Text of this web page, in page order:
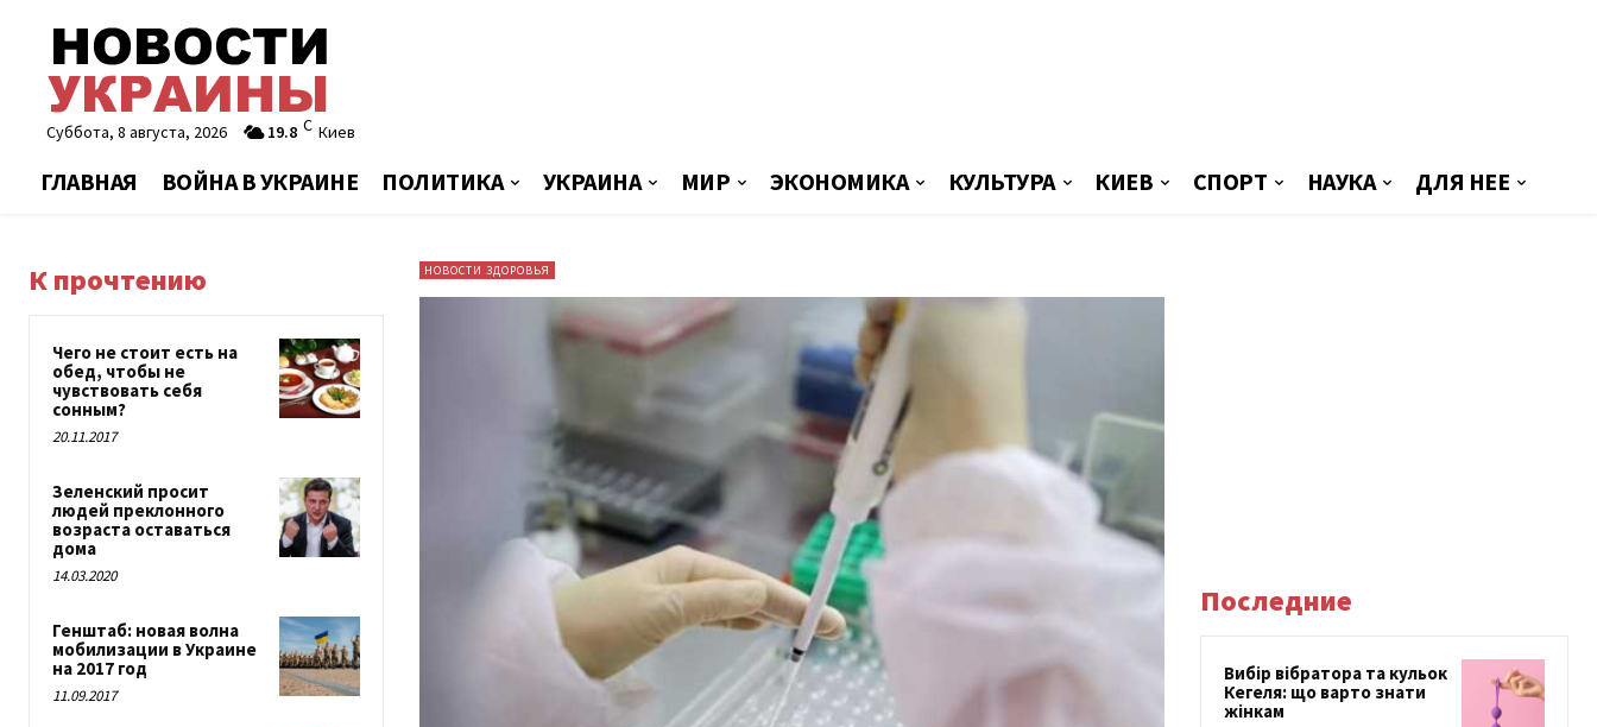
Суббота, 8 августа, 2026 19.8 C Киев
ГЛАВНАЯ ВОЙНА В УКРАИНЕ ПОЛИТИКА УКРАИНА МИР ЭКОНОМИКА КУЛЬТУРА КИЕВ СПОРТ НАУКА ДЛЯ НЕЕ
К прочтению
Чего не стоит есть на
обед, чтобы не
чувствовать себя
сонным?
20.11.2017
Зеленский просит
людей преклонного
возраста оставаться
дома
14.03.2020
Генштаб: новая волна
мобилизации в Украине
на 2017 год
11.09.2017
НОВОСТИ ЗДОРОВЬЯ
Последние
Вибір вібратора та кульок
Кегеля: що варто знати
жінкам